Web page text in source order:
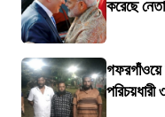
করেছে
গফরগাঁওয়ে